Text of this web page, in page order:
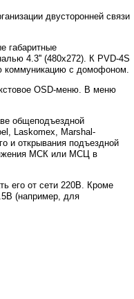
двусторонней связи
габаритные
4.3'' (480x272). К PVD-4S
коммуникацию с домофоном.
OSD-меню. В меню
общеподъездной
Laskomex, Marshal-
и открывания подъездной
МСК или МСЦ в
его от сети 220В. Кроме
(например, для